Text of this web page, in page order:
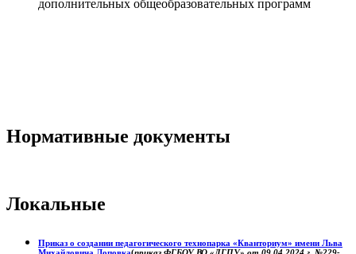
дополнительных общеобразовательных программ
Нормативные документы
Локальные
Приказ о создании педагогического технопарка «Кванториум» имени Льва